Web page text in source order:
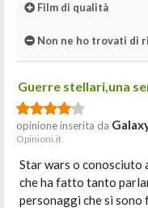
Film di qualità
Non ne ho trovati di
Guerre stellari,una
opinione inserita da
Opinioni.it
Star wars o conosciuto
che ha fatto tanto
personaggi che si